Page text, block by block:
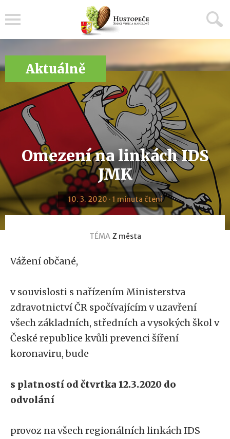
Aktuálně
Omezení na linkách IDS
JMK
10. 3. 2020 · 1 minuta čtení
TÉMA Z města
Vážení občané,
v souvislosti s nařízením Ministerstva
zdravotnictví ČR spočívajícím v uzavření
všech základních, středních a vysokých škol v
České republice kvůli prevenci šíření
koronaviru, bude
s platností od čtvrtka 12.3.2020 do
odvolání
provoz na všech regionálních linkách IDS